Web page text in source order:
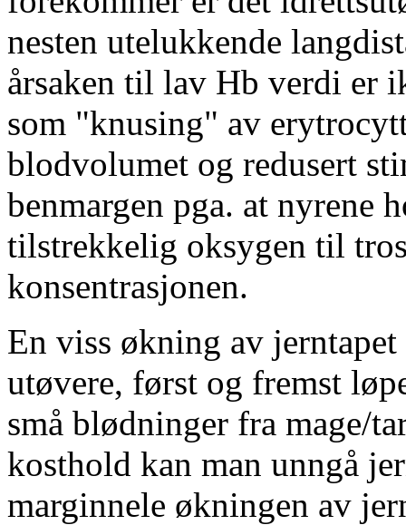
nesten utelukkende
årsaken til lav Hb verdi er
som "knusing" av
blodvolumet og redusert
benmargen pga. at nyrene
tilstrekkelig oksygen til
konsentrasjonen.
En viss økning av
utøvere, først og fremst
små blødninger fra mage/
kosthold kan man unngå
marginnele økningen av